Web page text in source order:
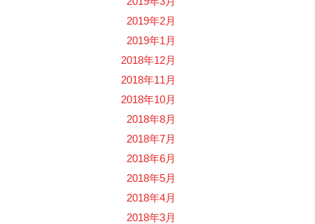
2019年2月
2019年1月
2018年12月
2018年11月
2018年10月
2018年8月
2018年7月
2018年6月
2018年5月
2018年4月
2018年3月